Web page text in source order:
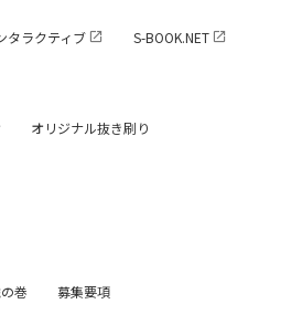
タラクティブ S-BOOK.NET
オリジナル抜き刷り
巻
募集要項